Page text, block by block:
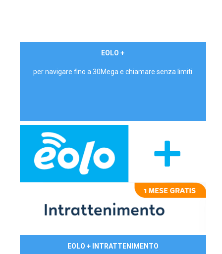
EOLO +
per navigare fino a 30Mega e chiamare senza limiti
EOLO + INTRATTENIMENTO